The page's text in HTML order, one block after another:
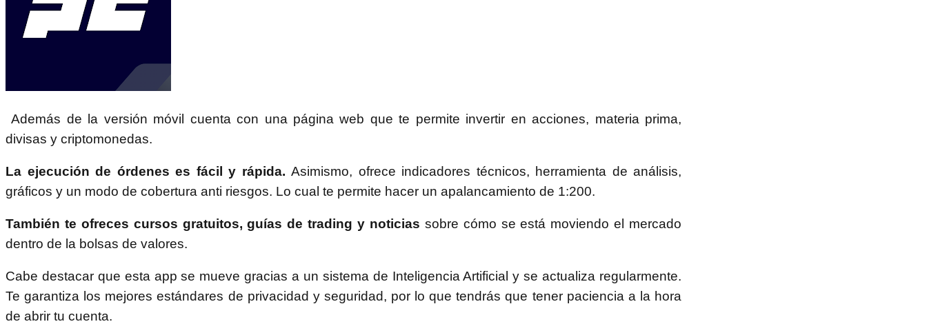
Además de la versión móvil cuenta con una página web que te permite invertir en acciones, materia prima,
divisas y criptomonedas.
La ejecución de órdenes es fácil y rápida. Asimismo, ofrece indicadores técnicos, herramienta de análisis,
gráficos y un modo de cobertura anti riesgos. Lo cual te permite hacer un apalancamiento de 1:200.
También te ofreces cursos gratuitos, guías de trading y noticias sobre cómo se está moviendo el mercado
dentro de la bolsas de valores.
Cabe destacar que esta app se mueve gracias a un sistema de Inteligencia Artificial y se actualiza regularmente.
Te garantiza los mejores estándares de privacidad y seguridad, por lo que tendrás que tener paciencia a la hora
de abrir tu cuenta.